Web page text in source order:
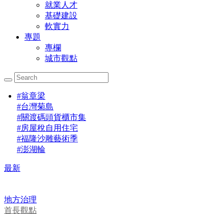
就業人才
基礎建設
軟實力
專題
專欄
城市觀點
#翁章梁
#台灣菊島
#關渡碼頭貨櫃市集
#房屋稅自用住宅
#福隆沙雕藝術季
#澎湖輪
最新
地方治理
首長觀點